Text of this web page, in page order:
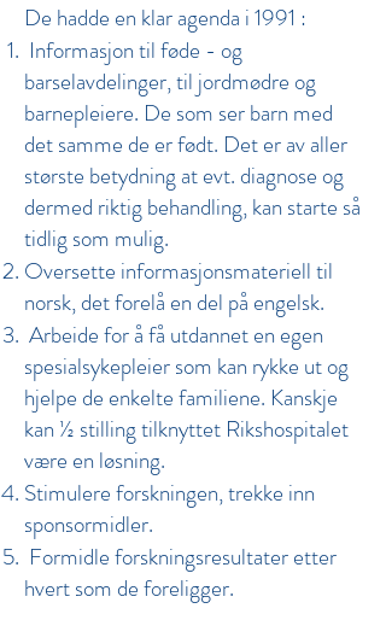
De hadde en klar agenda i 1991 :
Informasjon til føde - og
barselavdelinger, til jordmødre og
barnepleiere. De som ser barn med
det samme de er født. Det er av aller
største betydning at evt. diagnose og
dermed riktig behandling, kan starte så
tidlig som mulig.
Oversette informasjonsmateriell til
norsk, det forelå en del på engelsk.
Arbeide for å få utdannet en egen
spesialsykepleier som kan rykke ut og
hjelpe de enkelte familiene. Kanskje
kan ½ stilling tilknyttet Rikshospitalet
være en løsning.
Stimulere forskningen, trekke inn
sponsormidler.
Formidle forskningsresultater etter
hvert som de foreligger.